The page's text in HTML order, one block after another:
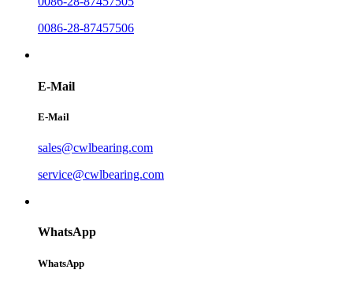
0086-28-87457506
E-Mail
E-Mail
sales@cwlbearing.com
service@cwlbearing.com
WhatsApp
WhatsApp